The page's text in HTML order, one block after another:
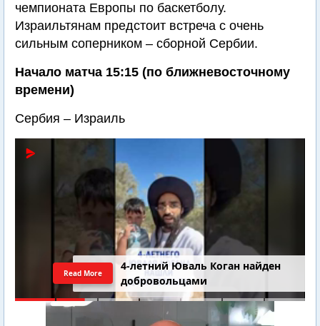
чемпионата Европы по баскетболу.
Израильтянам предстоит встреча с очень
сильным соперником – сборной Сербии.
Начало матча 15:15 (по ближневосточному
времени)
Сербия – Израиль
4-летний Юваль Коган найден
добровольцами
Read More